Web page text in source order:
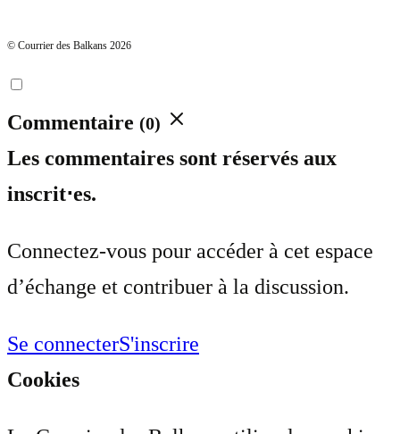
© Courrier des Balkans 2026
Commentaire (0)
Les commentaires sont réservés aux
inscrit⋅es.
Connectez-vous pour accéder à cet espace
d’échange et contribuer à la discussion.
Se connecterS'inscrire
Cookies